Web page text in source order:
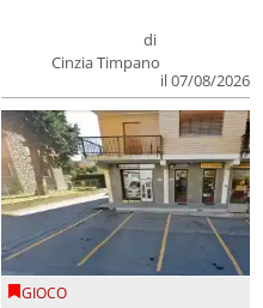
di
Cinzia Timpano
il 07/08/2026
GIOCO